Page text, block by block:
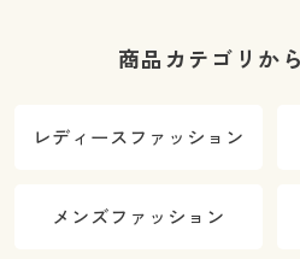
商品カテゴリか
レディースファッション
メンズファッション